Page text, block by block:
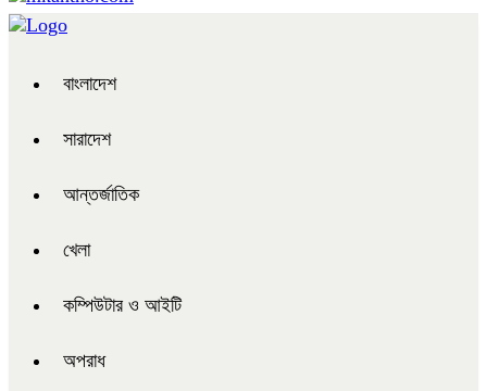
বাংলাদেশ
সারাদেশ
আন্তর্জাতিক
খেলা
কম্পিউটার ও আইটি
অপরাধ